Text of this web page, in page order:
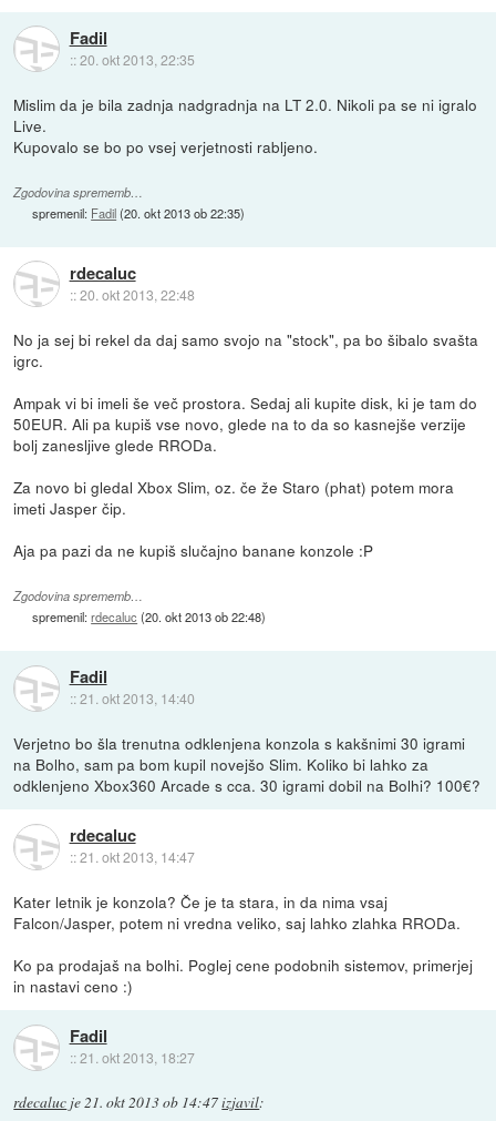
Fadil
::20. okt 2013, 22:35
Mislim da je bila zadnja nadgradnja na LT 2.0. Nikoli pa se ni igralo
Live.
Kupovalo se bo po vsej verjetnosti rabljeno.
Zgodovina sprememb…
spremenil: Fadil(20. okt 2013 ob 22:35)
rdecaluc
::20. okt 2013, 22:48
No ja sej bi rekel da daj samo svojo na "stock", pa bo šibalo svašta
igrc.
Ampak vi bi imeli še več prostora. Sedaj ali kupite disk, ki je tam do
50EUR. Ali pa kupiš vse novo, glede na to da so kasnejše verzije
bolj zanesljive glede RRODa.
Za novo bi gledal Xbox Slim, oz. če že Staro (phat) potem mora
imeti Jasper čip.
Aja pa pazi da ne kupiš slučajno banane konzole :P
Zgodovina sprememb…
spremenil:rdecaluc (20. okt 2013 ob 22:48)
Fadil
::21. okt 2013, 14:40
Verjetno bo šla trenutna odklenjena konzola s kakšnimi 30 igrami
na Bolho, sam pa bom kupil novejšo Slim. Koliko bi lahko za
odklenjeno Xbox360 Arcade s cca. 30 igrami dobil na Bolhi? 100€?
rdecaluc
::21. okt 2013, 14:47
Kater letnik je konzola? Če je ta stara, in da nima vsaj
Falcon/Jasper, potem ni vredna veliko, saj lahko zlahka RRODa.
Ko pa prodajaš na bolhi. Poglej cene podobnih sistemov, primerjej
in nastavi ceno :)
Fadil
::21. okt 2013, 18:27
rdecaluc je21. okt 2013 ob 14:47izjavil: